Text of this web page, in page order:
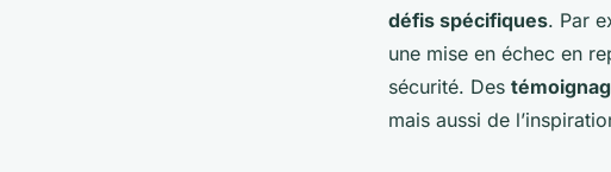
défis spécifiques. Par
une mise en échec en
sécurité. Des
mais aussi de